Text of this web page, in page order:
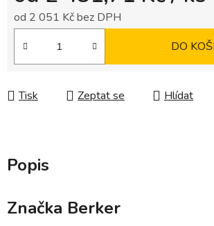
od 2 051 Kčbez DPH
DO
Tisk Zeptat se Hlídat
Popis
Značka Berker